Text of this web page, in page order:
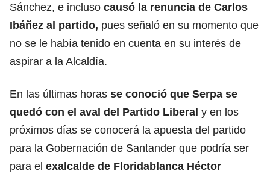
Sánchez, e incluso causó la renuncia de Carlos
Ibáñez al partido, pues señaló en su momento que
no se le había tenido en cuenta en su interés de
aspirar a la Alcaldía.
En las últimas horas se conoció que Serpa se
quedó con el aval del Partido Liberal y en los
próximos días se conocerá la apuesta del partido
para la Gobernación de Santander que podría ser
para el exalcalde de Floridablanca Héctor